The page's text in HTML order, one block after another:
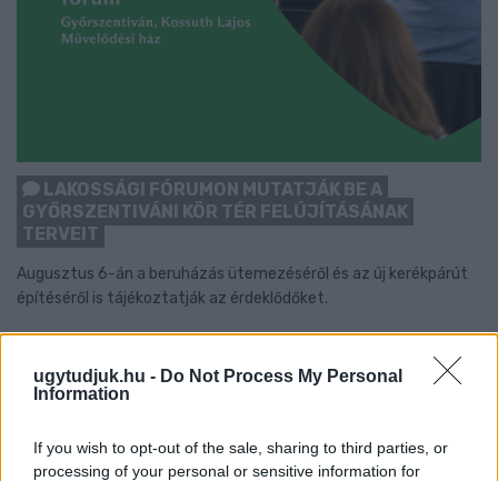
ugytudjuk.hu - Do Not Process My Personal
Information
If you wish to opt-out of the sale, sharing to third parties, or
processing of your personal or sensitive information for
LAKOSSÁGI FÓRUMON MUTATJÁK BE A
GYŐRSZENTIVÁNI KÖR TÉR FELÚJÍTÁSÁNAK
TERVEIT
Augusztus 6-án a beruházás ütemezéséről és az új kerékpárút
építéséről is tájékoztatják az érdeklődőket.
Szólj hozzá!